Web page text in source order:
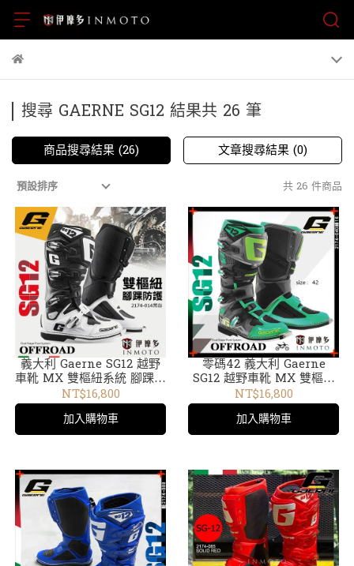
搜尋 GAERNE SG12 結果共 26 筆
商品搜尋結果 (26) 文章搜尋結果 (0)
預設排序 共 26 件商品
義大利 Gaerne SG12 越野
車靴 MX 雙樞紐系統 腳踝防
護 2174-014 黑白18
NT$16,800
加入購物車
零碼42 義大利 Gaerne
SG12 越野車靴 MX 雙樞紐
系統 腳踝防護 2174-040綠
16
NT$16,800
加入購物車